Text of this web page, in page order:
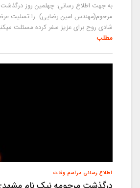
به جهت اطلاع رسانی: چهلمین روز درگذشت
مرحوم(مهندس امین رضایی) را تسلیت عرض
شادی روح برای عزیز سفر کرده مسئلت
مطلب
اطلاع رسانی مراسم وفات